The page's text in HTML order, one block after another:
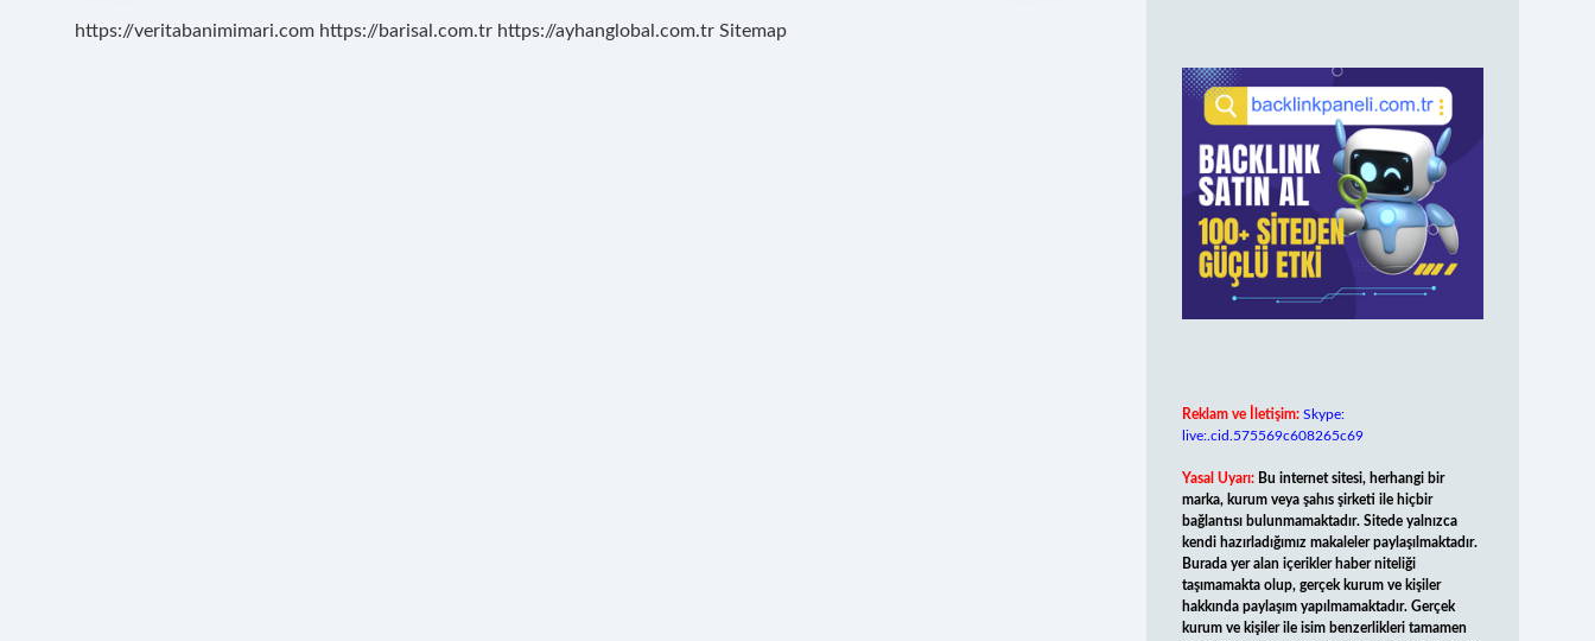
https://veritabanimimari.com https://barisal.com.tr https://ayhanglobal.com.tr Sitemap
Reklam ve İletişim: Skype:
live:.cid.575569c608265c69
Yasal Uyarı: Bu internet sitesi, herhangi bir
marka, kurum veya şahıs şirketi ile hiçbir
bağlantısı bulunmamaktadır. Sitede yalnızca
kendi hazırladığımız makaleler paylaşılmaktadır.
Burada yer alan içerikler haber niteliği
taşımamakta olup, gerçek kurum ve kişiler
hakkında paylaşım yapılmamaktadır. Gerçek
kurum ve kişiler ile isim benzerlikleri tamamen